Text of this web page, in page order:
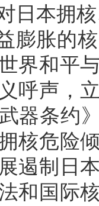
日本拥
膨胀的
界和平
呼声，
器条约
核危险
遏制日
和国际